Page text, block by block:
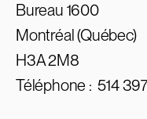
Bureau 1600
Montréal (Québec)
H3A 2M8
Téléphone :514